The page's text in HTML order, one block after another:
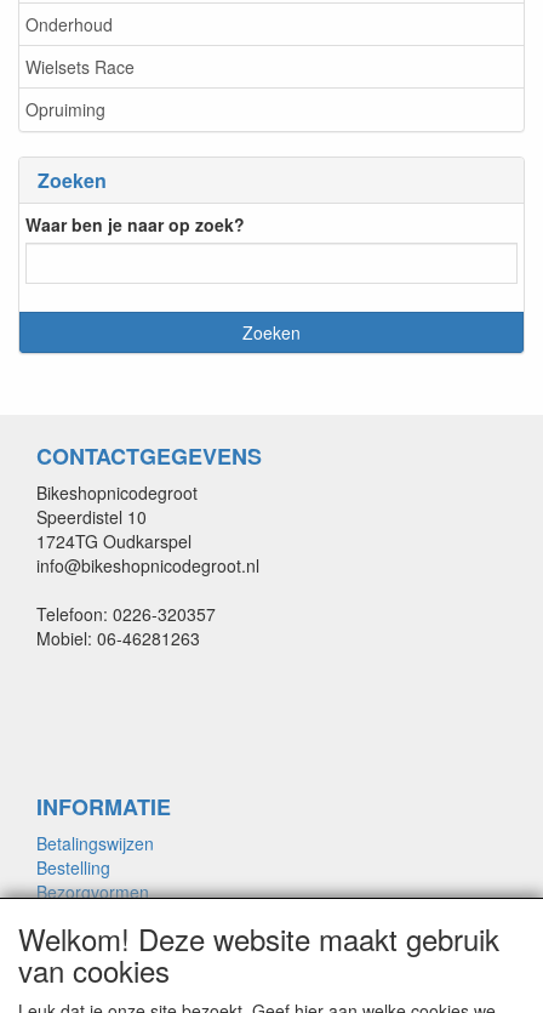
Onderhoud
Wielsets Race
Opruiming
Zoeken
Waar ben je naar op zoek?
CONTACTGEGEVENS
Bikeshopnicodegroot
Speerdistel 10
1724TG Oudkarspel
info@bikeshopnicodegroot.nl
Telefoon: 0226-320357
Mobiel: 06-46281263
INFORMATIE
Betalingswijzen
Bestelling
Bezorgvormen
Framemaat
Welkom! Deze website maakt gebruik
van cookies